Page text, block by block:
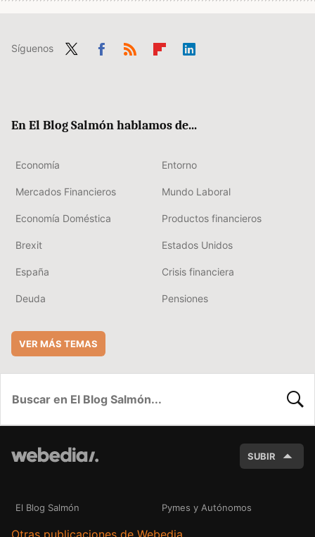
Síguenos
En El Blog Salmón hablamos de...
Economía Entorno
Mercados Financieros Mundo Laboral
Economía Doméstica Productos financieros
Brexit Estados Unidos
España Crisis financiera
Deuda Pensiones
VER MÁS TEMAS
SUBIR
El Blog Salmón Pymes y Autónomos
Otras publicaciones de Webedia